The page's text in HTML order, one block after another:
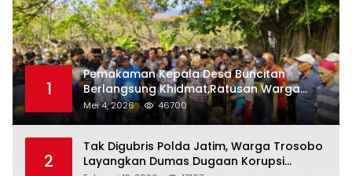
1
Pemakaman Kepala Desa Buncitan
Berlangsung Khidmat,Ratusan Warga
Larut Dalam Duka Yang Mendalam
Mei 4, 2026 46700
2
Tak Digubris Polda Jatim, Warga Trosobo
Layangkan Dumas Dugaan Korupsi